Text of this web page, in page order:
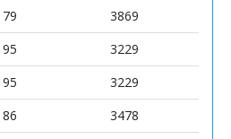
79
3869
95
3229
95
3229
86
3478